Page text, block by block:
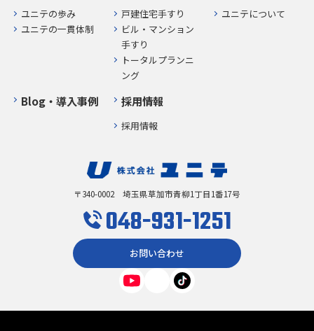
ユニテの歩み
ユニテの一貫体制
戸建住宅手すり
ビル・マンション
手すり
トータルプランニ
ング
ユニテについて
Blog・導入事例 採用情報
採用情報
〒340-0002 埼玉県草加市青柳1丁目1番17号
048-931-1251
お問い合わせ